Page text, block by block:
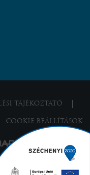
TÁJÉKOZTATÓ
COOKIE BEÁLLÍTÁSOK